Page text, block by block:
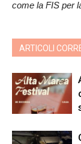
come la FIS per
ARTICOLI